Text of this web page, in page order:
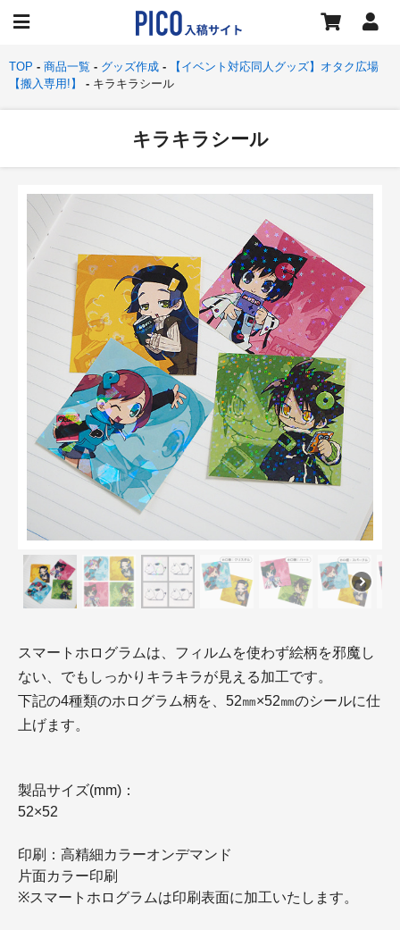
TOP 商品一覧 グッズ作成
【イベント対応同人グッズ】オタク広場
【搬入専用!】
キラキラシール
キラキラシール
スマートホログラムは、フィルムを使わず絵柄を邪魔し
ない、でもしっかりキラキラが見える加工です。
下記の4種類のホログラム柄を、52㎜×52㎜のシールに仕
上げます。
製品サイズ(mm)：
52×52
印刷：高精細カラーオンデマンド
片面カラー印刷
※スマートホログラムは印刷表面に加工いたします。